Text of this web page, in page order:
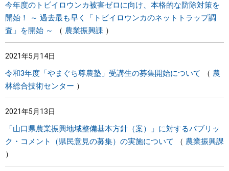
今年度のトビイロウンカ被害ゼロに向け、本格的な防除対策を
開始！ ～ 過去最も早く「トビイロウンカのネットトラップ調
査」を開始 ～
農業振興課
2021年5月14日
令和3年度「やまぐち尊農塾」受講生の募集開始について
農
林総合技術センター
2021年5月13日
「山口県農業振興地域整備基本方針（案）」に対するパブリッ
ク・コメント（県民意見の募集）の実施について
農業振興課